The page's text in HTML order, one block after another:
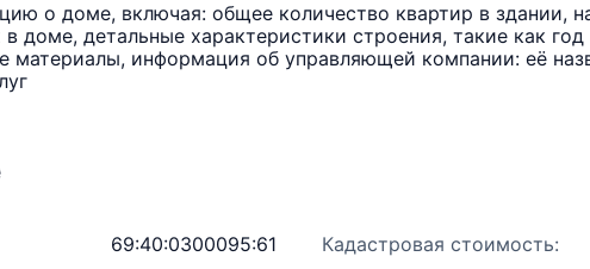
о доме, включая: общее количество квартир в здании,
доме, детальные характеристики строения, такие как
материалы, информация об управляющей компании: её
69:40:0300095:61 Кадастровая стоимость: